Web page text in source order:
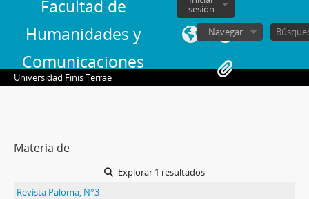
Facultad de
Humanidades y
Comunicaciones
sesión
Navegar
Universidad Finis Terrae
Materia de
Explorar 1 resultados
Revista Paloma, N°3